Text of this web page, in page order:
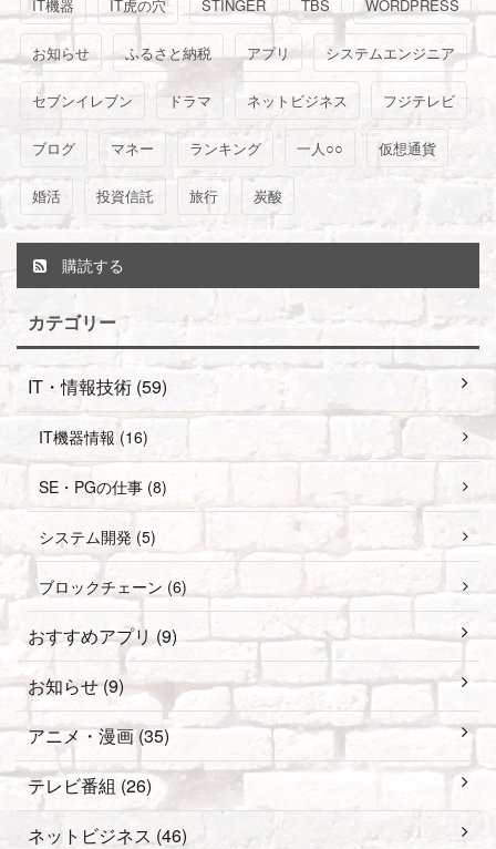
IT機器 IT虎の穴 STINGER TBS WORDPRESS
お知らせ ふるさと納税 アプリ システムエンジニア
セブンイレブン ドラマ ネットビジネス フジテレビ
ブログ マネー ランキング 一人○○ 仮想通貨
婚活 投資信託 旅行 炭酸
購読する
カテゴリー
IT・情報技術 (59)
IT機器情報 (16)
SE・PGの仕事 (8)
システム開発 (5)
ブロックチェーン (6)
おすすめアプリ (9)
お知らせ (9)
アニメ・漫画 (35)
テレビ番組 (26)
ネットビジネス (46)